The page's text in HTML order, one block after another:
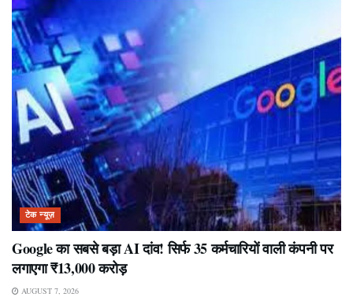
टेक न्यूज़
Google का सबसे बड़ा AI दांव! सिर्फ 35 कर्मचारियों वाली कंपनी पर
लगाएगा ₹13,000 करोड़
AUGUST 7, 2026